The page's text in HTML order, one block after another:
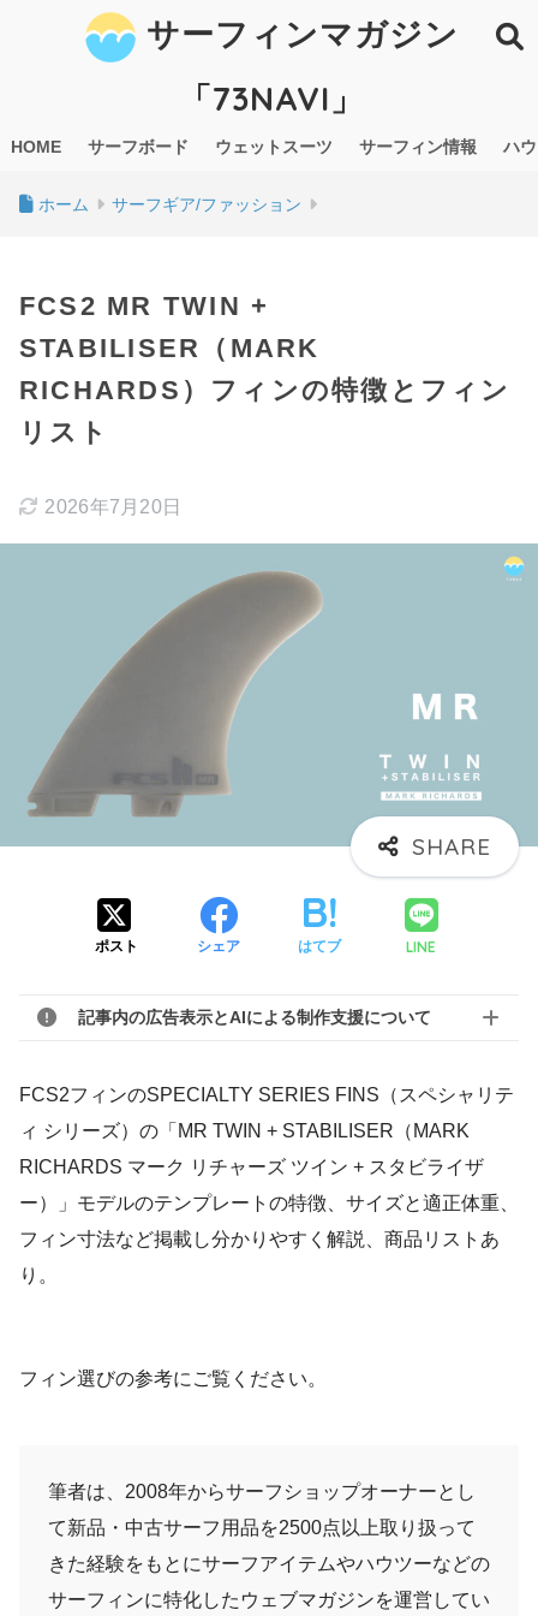
サーフィンマガジン
「73NAVI」
HOME サーフボード ウェットスーツ サーフィン情報 ハ
ホーム サーフギア/ファッション
FCS2 MR TWIN +
STABILISER（MARK
RICHARDS）フィンの特徴とフィン
リスト
2026年7月20日
ポスト シェア はてブ LINE
記事内の広告表示とAIによる制作支援について
FCS2フィンのSPECIALTY SERIES FINS（スペシャリテ
ィ シリーズ）の「MR TWIN + STABILISER（MARK
RICHARDS マーク リチャーズ ツイン + スタビライザ
ー）」モデルのテンプレートの特徴、サイズと適正体重、
フィン寸法など掲載し分かりやすく解説、商品リストあ
り。
フィン選びの参考にご覧ください。
筆者は、2008年からサーフショップオーナーとし
て新品・中古サーフ用品を2500点以上取り扱って
きた経験をもとにサーフアイテムやハウツーなどの
サーフィンに特化したウェブマガジンを運営してい